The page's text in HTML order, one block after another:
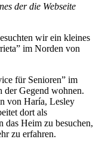
der die Webseite
wir ein kleines
im Norden von
für Senioren” im
der Gegend wohnen.
von Haría, Lesley
dort als
Heim zu besuchen,
zu erfahren.